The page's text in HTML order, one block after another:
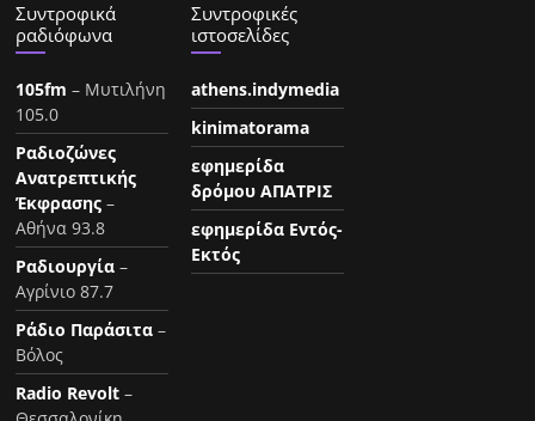
Συντροφικά
ραδιόφωνα
105fm – Μυτιλήνη
105.0
Ραδιοζώνες
Ανατρεπτικής
Έκφρασης –
Αθήνα 93.8
Ραδιουργία –
Αγρίνιο 87.7
Ράδιο Παράσιτα –
Βόλος
Radio Revolt –
Συντροφικές
ιστοσελίδες
athens.indymedia
kinimatorama
εφημερίδα
δρόμου ΑΠΑΤΡΙΣ
εφημερίδα Εντός-
Εκτός